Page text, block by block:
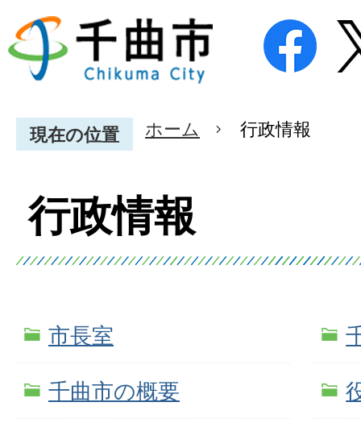
現在の位置 ホーム 行政情報
行政情報
市長室
千曲市の概要